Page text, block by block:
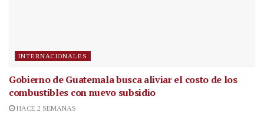
INTERNACIONALES
Gobierno de Guatemala busca aliviar el costo de los
combustibles con nuevo subsidio
HACE 2 SEMANAS